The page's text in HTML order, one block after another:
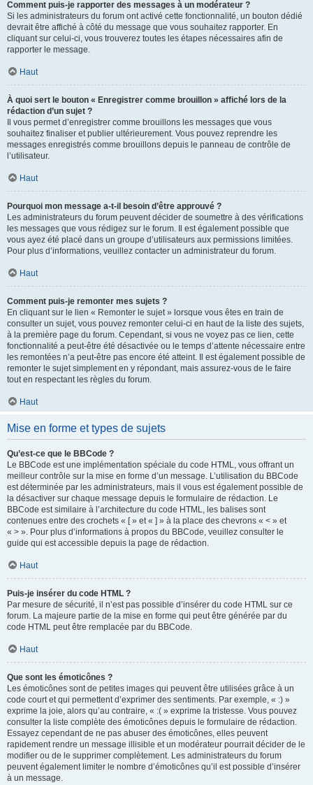
Comment puis-je rapporter des messages à un modérateur ?
Si les administrateurs du forum ont activé cette fonctionnalité, un bouton dédié
devrait être affiché à côté du message que vous souhaitez rapporter. En
cliquant sur celui-ci, vous trouverez toutes les étapes nécessaires afin de
rapporter le message.
Haut
À quoi sert le bouton « Enregistrer comme brouillon » affiché lors de la
rédaction d’un sujet ?
Il vous permet d’enregistrer comme brouillons les messages que vous
souhaitez finaliser et publier ultérieurement. Vous pouvez reprendre les
messages enregistrés comme brouillons depuis le panneau de contrôle de
l’utilisateur.
Haut
Pourquoi mon message a-t-il besoin d’être approuvé ?
Les administrateurs du forum peuvent décider de soumettre à des vérifications
les messages que vous rédigez sur le forum. Il est également possible que
vous ayez été placé dans un groupe d’utilisateurs aux permissions limitées.
Pour plus d’informations, veuillez contacter un administrateur du forum.
Haut
Comment puis-je remonter mes sujets ?
En cliquant sur le lien « Remonter le sujet » lorsque vous êtes en train de
consulter un sujet, vous pouvez remonter celui-ci en haut de la liste des sujets,
à la première page du forum. Cependant, si vous ne voyez pas ce lien, cette
fonctionnalité a peut-être été désactivée ou le temps d’attente nécessaire entre
les remontées n’a peut-être pas encore été atteint. Il est également possible de
remonter le sujet simplement en y répondant, mais assurez-vous de le faire
tout en respectant les règles du forum.
Haut
Mise en forme et types de sujets
Qu’est-ce que le BBCode ?
Le BBCode est une implémentation spéciale du code HTML, vous offrant un
meilleur contrôle sur la mise en forme d’un message. L’utilisation du BBCode
est déterminée par les administrateurs, mais il vous est également possible de
la désactiver sur chaque message depuis le formulaire de rédaction. Le
BBCode est similaire à l’architecture du code HTML, les balises sont
contenues entre des crochets « [ » et « ] » à la place des chevrons « < » et
« > ». Pour plus d’informations à propos du BBCode, veuillez consulter le
guide qui est accessible depuis la page de rédaction.
Haut
Puis-je insérer du code HTML ?
Par mesure de sécurité, il n’est pas possible d’insérer du code HTML sur ce
forum. La majeure partie de la mise en forme qui peut être générée par du
code HTML peut être remplacée par du BBCode.
Haut
Que sont les émoticônes ?
Les émoticônes sont de petites images qui peuvent être utilisées grâce à un
code court et qui permettent d’exprimer des sentiments. Par exemple, « :) »
exprime la joie, alors qu’au contraire, « :( » exprime la tristesse. Vous pouvez
consulter la liste complète des émoticônes depuis le formulaire de rédaction.
Essayez cependant de ne pas abuser des émoticônes, elles peuvent
rapidement rendre un message illisible et un modérateur pourrait décider de le
modifier ou de le supprimer complètement. Les administrateurs du forum
peuvent également limiter le nombre d’émoticônes qu’il est possible d’insérer
à un message.